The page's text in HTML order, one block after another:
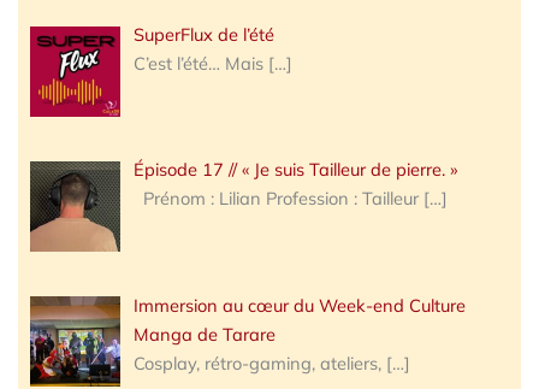
SuperFlux de l’été
C’est l’été… Mais […]
Épisode 17 // « Je suis Tailleur de pierre. »
Prénom : Lilian Profession : Tailleur […]
Immersion au cœur du Week-end Culture
Manga de Tarare
Cosplay, rétro-gaming, ateliers, […]